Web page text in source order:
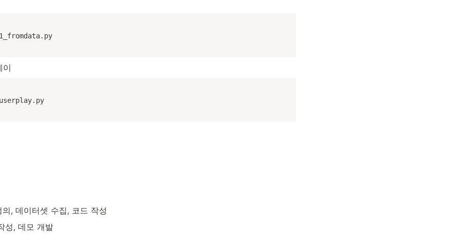
이
, 데이터셋 수집, 코드 작성
성, 데모 개발